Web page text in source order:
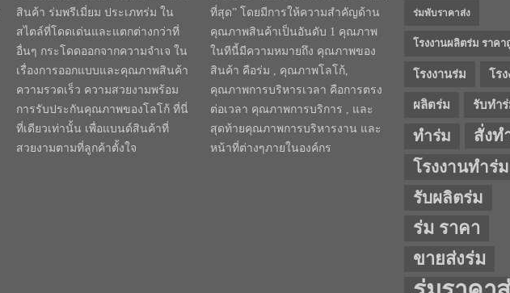
สินค้า ร่มพรีเมี่ยม ประเภทร่ม ใน
สไตล์ที่โดดเด่นและแตกต่างกว่าที่
อื่นๆ กระโดดออกจากความจำเจ ใน
เรื่องการออกแบบและคุณภาพสินค้า
ความรวดเร็ว ความสวยงามพร้อม
การรับประกันคุณภาพของโลโก้ ที่นี่
ที่เดียวเท่านั้น เพื่อแบนด์สินค้าที่
สวยงามตามที่ลูกค้าตั้งใจ
ที่สุด” โดยมีการให้ความสำคัญด้าน
คุณภาพสินค้าเป็นอันดับ 1 คุณภาพ
ในทีนี้มีความหมายถึง คุณภาพของ
สินค้า คือร่ม , คุณภาพโลโก้,
คุณภาพการบริหารเวลา คือการตรง
ต่อเวลา คุณภาพการบริการ , และ
สุดท้ายคุณภาพการบริหารงาน และ
หน้าที่ต่างๆภายในองค์กร
ร่มพับราคาส่ง
โรงงานผลิตร่ม ราคา
โรงงานร่ม โร
ผลิตร่ม รับทำ
ทำร่ม
สั่งท
โรงงานทำร่ม
รับผลิตร่ม
ร่ม ราคา
ขายส่งร่ม